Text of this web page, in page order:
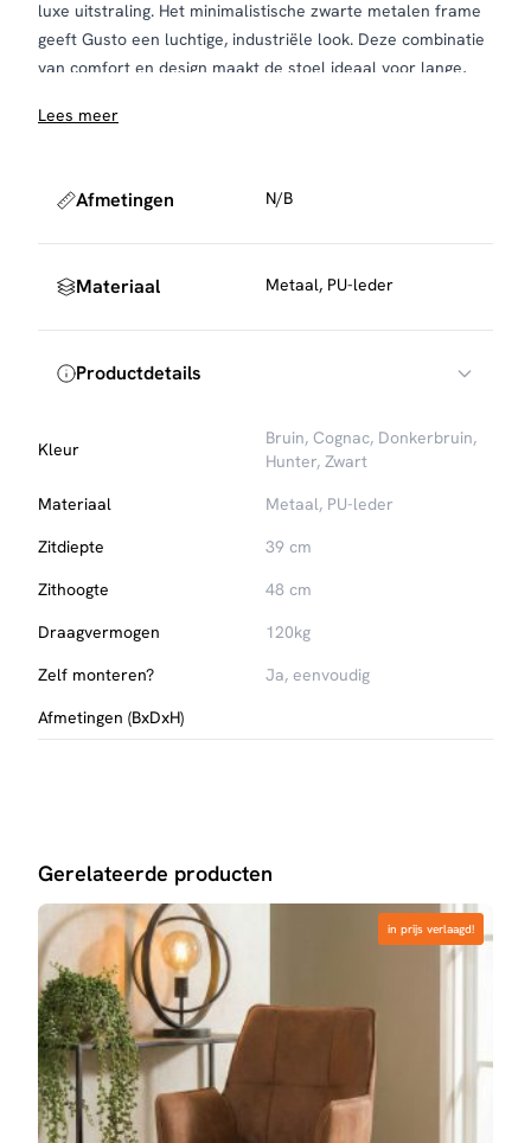
luxe uitstraling. Het minimalistische zwarte metalen frame
geeft Gusto een luchtige, industriële look. Deze combinatie
van comfort en design maakt de stoel ideaal voor lange,
Onderhoud en bescherming
Vermijd agressieve schoonmaakmiddelen en gebruik
Lees meer
Afmetingen N/B
Materiaal Metaal, PU-leder
Productdetails
Kleur
Bruin, Cognac, Donkerbruin,
Hunter, Zwart
Materiaal
Metaal, PU-leder
Zitdiepte
39 cm
Zithoogte
48 cm
Draagvermogen
120kg
Zelf monteren?
Ja, eenvoudig
Afmetingen (BxDxH)
Gerelateerde producten
in prijs verlaagd!
in prijs verlaagd!